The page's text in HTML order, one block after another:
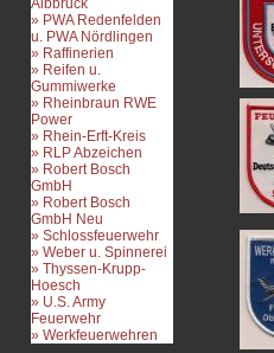
Albbruck
» PWA Redenfelden
u. PWA Nördlingen
» Raffinerien
» Reifen u.
Gummiwerke
» Rheinbraun RWE
Power
» Rhein-Erft-Kreis
» RLP Abzeichen
» Robert Bosch
GmbH
» Robert Bosch
GmbH Neu
» Schlossfeuerwehr
» Weber u. Spinnerei
» Thyssen-Krupp-
Hoesch
» U.S. Army
Feuerwehr
» Werkfeuerwehren